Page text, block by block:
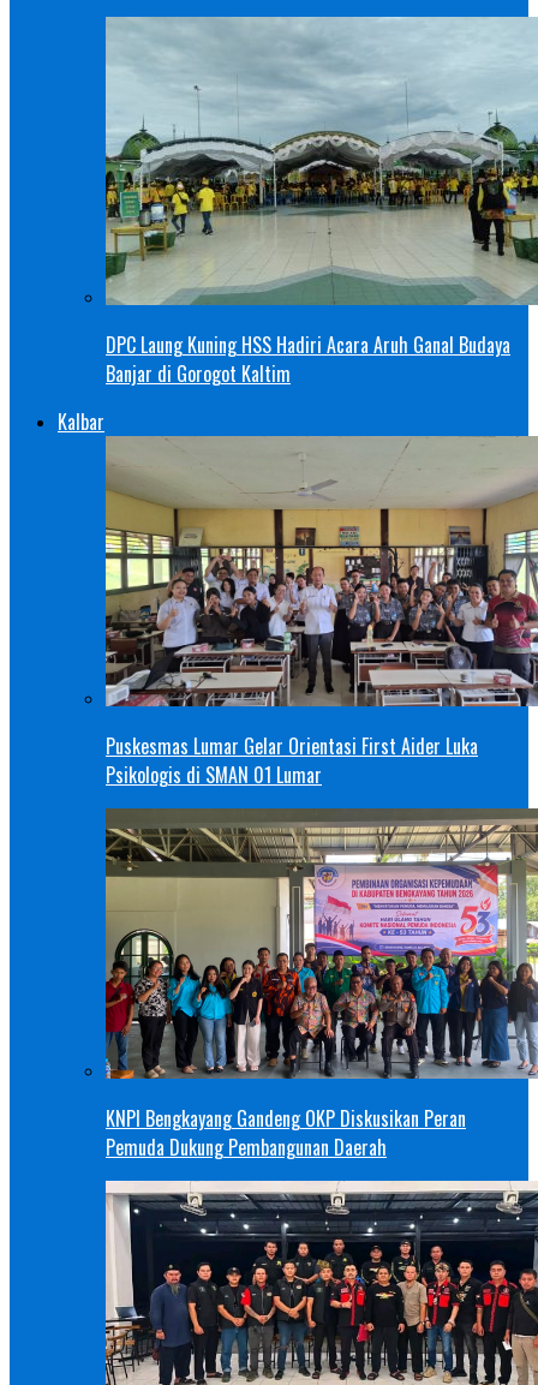
DPC Laung Kuning HSS Hadiri Acara Aruh Ganal Budaya
Banjar di Gorogot Kaltim
Kalbar
Puskesmas Lumar Gelar Orientasi First Aider Luka
Psikologis di SMAN 01 Lumar
KNPI Bengkayang Gandeng OKP Diskusikan Peran
Pemuda Dukung Pembangunan Daerah